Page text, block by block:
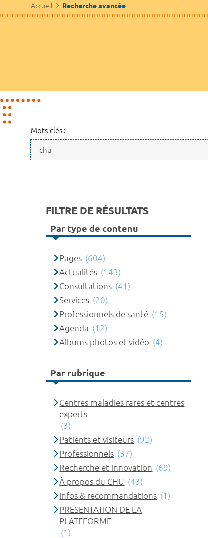
Accueil Recherche avancée
Mots-clés :
FILTRE DE RÉSULTATS
Par type de contenu
Pages (604)
Actualités (143)
Consultations (41)
Services (20)
Professionnels de santé (15)
Agenda (12)
Albums photos et vidéo (4)
Par rubrique
Centres maladies rares et centres
experts
(3)
Patients et visiteurs (92)
Professionnels (37)
Recherche et innovation (69)
À propos du CHU (43)
Infos & recommandations (1)
PRESENTATION DE LA
PLATEFORME
(1)